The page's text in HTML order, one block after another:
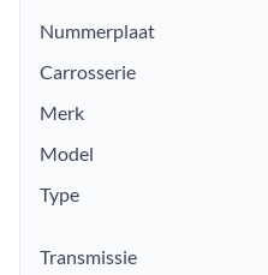
Nummerplaat
Carrosserie
Merk
Model
Type
Transmissie